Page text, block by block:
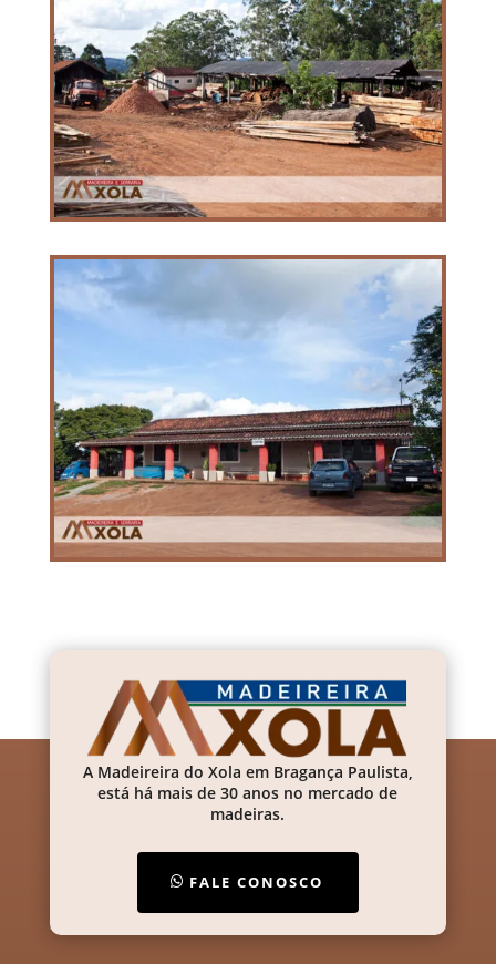
A Madeireira do Xola em Bragança Paulista,
está há mais de 30 anos no mercado de
madeiras.
FALE CONOSCO